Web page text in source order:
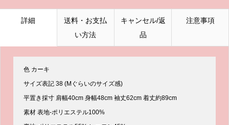
詳細
送料・お支払
い方法
キャンセル/返
品
注意事項
色 カーキ
サイズ表記 38 (Mぐらいのサイズ感)
平置き採寸 肩幅40cm 身幅48cm 袖丈62cm 着丈約89cm
素材 表地-ポリエステル100%